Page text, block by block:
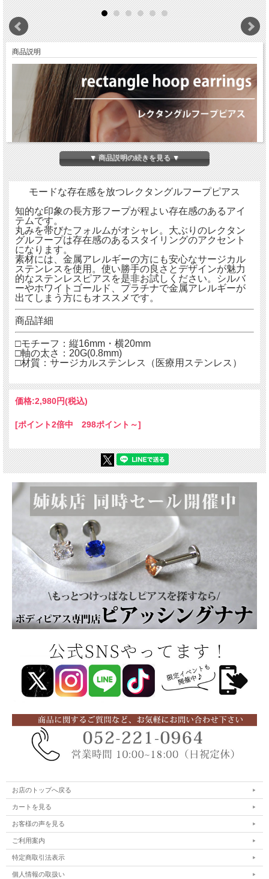
商品説明
▼ 商品説明の続きを見る ▼
モードな存在感を放つレクタングルフープピアス
知的な印象の長方形フープが程よい存在感のあるアイ
テムです。
丸みを帯びたフォルムがオシャレ。大ぶりのレクタン
グルフープは存在感のあるスタイリングのアクセント
になります。
素材には、金属アレルギーの方にも安心なサージカル
ステンレスを使用。使い勝手の良さとデザインが魅力
的なステンレスピアスを是非お試しください。シルバ
ーやホワイトゴールド、プラチナで金属アレルギーが
出てしまう方にもオススメです。
商品詳細
□モチーフ：縦16mm・横20mm
□軸の太さ：20G(0.8mm)
□材質：サージカルステンレス（医療用ステンレス）
価格:2,980円(税込)
[ポイント2倍中 298ポイント～]
お店のトップへ戻る
カートを見る
お客様の声を見る
ご利用案内
特定商取引法表示
個人情報の取扱い